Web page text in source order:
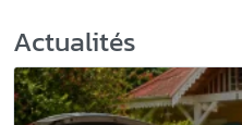
Actualités